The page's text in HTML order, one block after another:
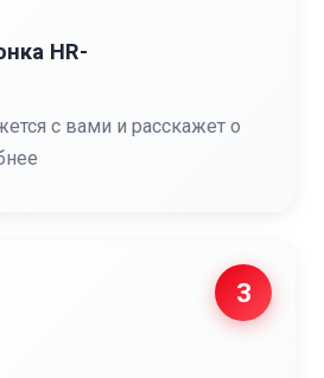
HR-
с вами и расскажет о
3